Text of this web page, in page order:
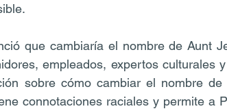
que cambiaría el nombre de Aunt
empleados, expertos culturales
sobre cómo cambiar el nombre
connotaciones raciales y permite a